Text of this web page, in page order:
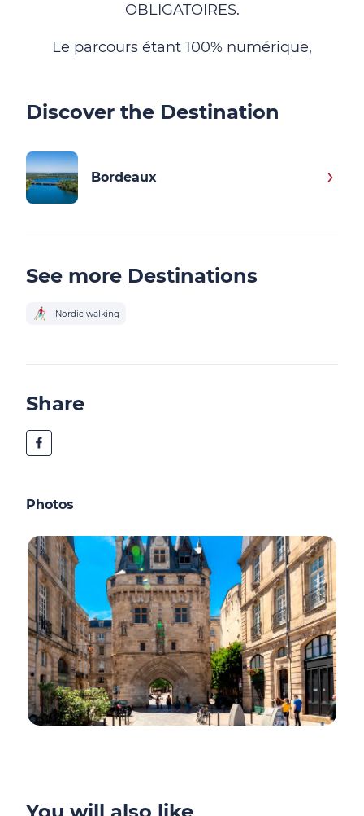
OBLIGATOIRES.
Le parcours étant 100% numérique,
Discover the Destination
Bordeaux
See more Destinations
Nordic walking
Share
Photos